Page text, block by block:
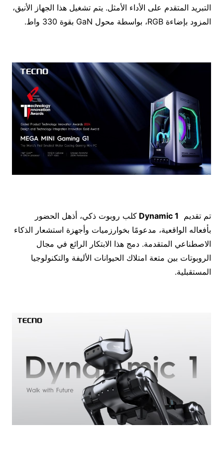
التبريد المتقدم على الأداء الأمثل. يتم تشغيل هذا الجهاز الأنيق،
المزود بإضاءة RGB، بواسطة محول GaN بقوة 330 واط.
تم تقديم Dynamic 1 كلب روبوت ذكي، أذهل الحضور
بأفعاله الواقعية، مدعومًا بخوارزميات وأجهزة استشعار الذكاء
الاصطناعي المتقدمة. دمج هذا الابتكار الرائع في مجال
الروبوتات بين متعة امتلاك الحيوانات الأليفة والتكنولوجيا
المستقبلية.